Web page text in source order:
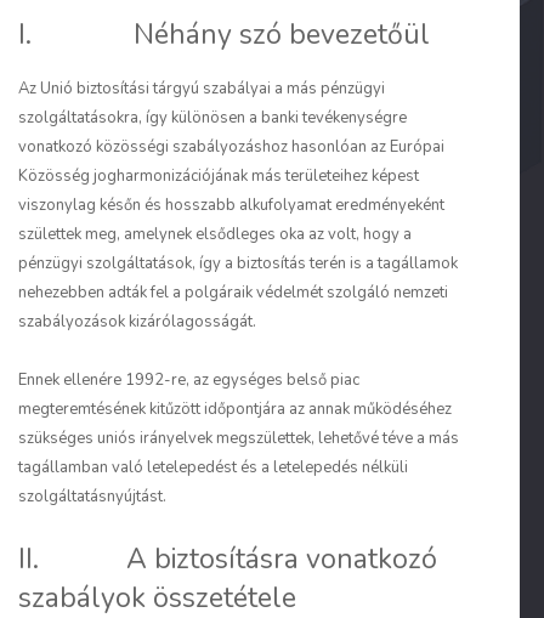
I. Néhány szó bevezetőül
Az Unió biztosítási tárgyú szabályai a más pénzügyi
szolgáltatásokra, így különösen a banki tevékenységre
vonatkozó közösségi szabályozáshoz hasonlóan az Európai
Közösség jogharmonizációjának más területeihez képest
viszonylag későn és hosszabb alkufolyamat eredményeként
születtek meg, amelynek elsődleges oka az volt, hogy a
pénzügyi szolgáltatások, így a biztosítás terén is a tagállamok
nehezebben adták fel a polgáraik védelmét szolgáló nemzeti
szabályozások kizárólagosságát.
Ennek ellenére 1992-re, az egységes belső piac
megteremtésének kitűzött időpontjára az annak működéséhez
szükséges uniós irányelvek megszülettek, lehetővé téve a más
tagállamban való letelepedést és a letelepedés nélküli
szolgáltatásnyújtást.
II. A biztosításra vonatkozó
szabályok összetétele